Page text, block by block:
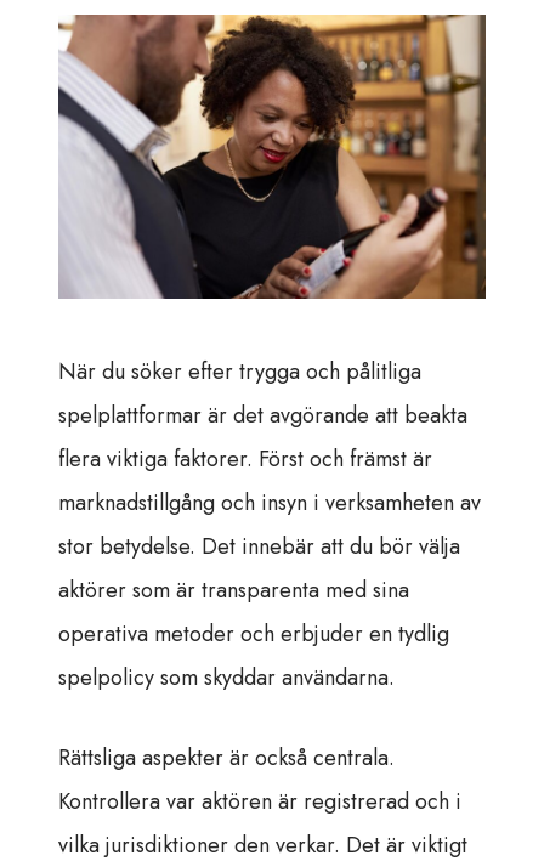
När du söker efter trygga och pålitliga
spelplattformar är det avgörande att beakta
flera viktiga faktorer. Först och främst är
marknadstillgång och insyn i verksamheten av
stor betydelse. Det innebär att du bör välja
aktörer som är transparenta med sina
operativa metoder och erbjuder en tydlig
spelpolicy som skyddar användarna.
Rättsliga aspekter är också centrala.
Kontrollera var aktören är registrerad och i
vilka jurisdiktioner den verkar. Det är viktigt